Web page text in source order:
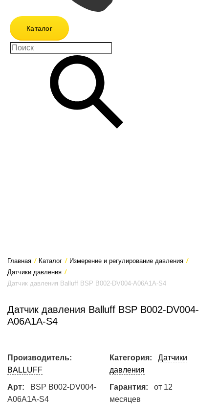
Каталог
Главная / Каталог / Измерение и регулирование давления /
Датчики давления /
Датчик давления Balluff BSP B002-DV004-A06A1A-S4
Датчик давления Balluff BSP B002-DV004-
A06A1A-S4
Производитель:
BALLUFF
Категория:
Датчики
давления
Арт:
BSP B002-DV004-
A06A1A-S4
Гарантия:
от 12
месяцев